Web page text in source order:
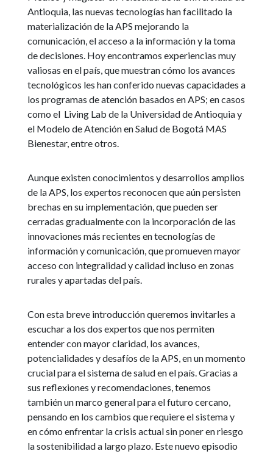
Antioquia, las nuevas tecnologías han facilitado la
materialización de la APS mejorando la
comunicación, el acceso a la información y la toma
de decisiones. Hoy encontramos experiencias muy
valiosas en el país, que muestran cómo los avances
tecnológicos les han conferido nuevas capacidades a
los programas de atención basados en APS; en casos
como el Living Lab de la Universidad de Antioquia y
el Modelo de Atención en Salud de Bogotá MAS
Bienestar, entre otros.
Aunque existen conocimientos y desarrollos amplios
de la APS, los expertos reconocen que aún persisten
brechas en su implementación, que pueden ser
cerradas gradualmente con la incorporación de las
innovaciones más recientes en tecnologías de
información y comunicación, que promueven mayor
acceso con integralidad y calidad incluso en zonas
rurales y apartadas del país.
Con esta breve introducción queremos invitarles a
escuchar a los dos expertos que nos permiten
entender con mayor claridad, los avances,
potencialidades y desafíos de la APS, en un momento
crucial para el sistema de salud en el país. Gracias a
sus reflexiones y recomendaciones, tenemos
también un marco general para el futuro cercano,
pensando en los cambios que requiere el sistema y
en cómo enfrentar la crisis actual sin poner en riesgo
la sostenibilidad a largo plazo. Este nuevo episodio